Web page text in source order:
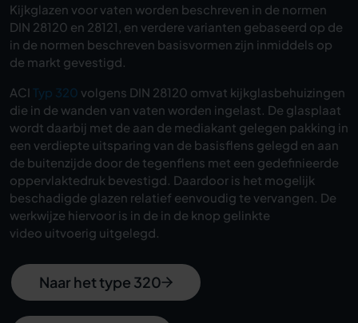
Kijkglazen voor vaten worden beschreven in de normen
DIN 28120 en 28121, en verdere varianten gebaseerd op de
in de normen beschreven basisvormen zijn inmiddels op
de markt gevestigd.
ACI Typ 320 volgens DIN 28120 omvat kijkglasbehuizingen
die in de wanden van vaten worden ingelast. De glasplaat
wordt daarbij met de aan de mediakant gelegen pakking in
een verdiepte uitsparing van de basisflens gelegd en aan
de buitenzijde door de tegenflens met een gedefinieerde
oppervlaktedruk bevestigd. Daardoor is het mogelijk
beschadigde glazen relatief eenvoudig te vervangen. De
werkwijze hiervoor is in de in de knop gelinkte
video uitvoerig uitgelegd.
Naar het type 320